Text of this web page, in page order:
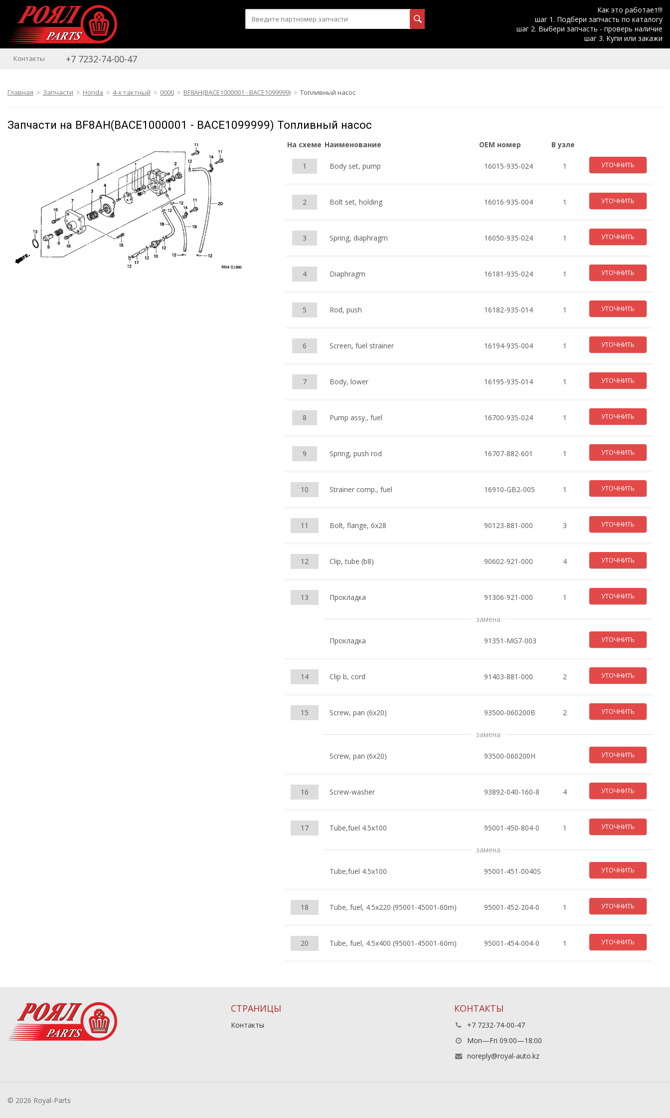
Как это работает!!!
шаг 1. Подбери запчасть по каталогу
шаг 2. Выбери запчасть - проверь наличие
шаг 3. Купи или закажи
Контакты +7 7232-74-00-47
Главная Запчасти Honda 4-х тактный 0000 BF8AH(BACE1000001 - BACE1099999) Топливный насос
Запчасти на BF8AH(BACE1000001 - BACE1099999) Топливный насос
На схеме Наименование OEM номер В узле
1 Body set, pump 16015-935-024 1 УТОЧНИТЬ
2 Bolt set, holding 16016-935-004 1 УТОЧНИТЬ
3 Spring, diaphragm 16050-935-024 1 УТОЧНИТЬ
4 Diaphragm 16181-935-024 1 УТОЧНИТЬ
5 Rod, push 16182-935-014 1 УТОЧНИТЬ
6 Screen, fuel strainer 16194-935-004 1 УТОЧНИТЬ
7 Body, lower 16195-935-014 1 УТОЧНИТЬ
8 Pump assy., fuel 16700-935-024 1 УТОЧНИТЬ
9 Spring, push rod 16707-882-601 1 УТОЧНИТЬ
10 Strainer comp., fuel 16910-GB2-005 1 УТОЧНИТЬ
11 Bolt, flange, 6x28 90123-881-000 3 УТОЧНИТЬ
12 Clip, tube (b8) 90602-921-000 4 УТОЧНИТЬ
13 Прокладка 91306-921-000 1 УТОЧНИТЬ
замена
Прокладка 91351-MG7-003 УТОЧНИТЬ
14 Clip b, cord 91403-881-000 2 УТОЧНИТЬ
15 Screw, pan (6x20) 93500-060200B 2 УТОЧНИТЬ
замена
Screw, pan (6x20) 93500-060200H УТОЧНИТЬ
16 Screw-washer 93892-040-160-8 4 УТОЧНИТЬ
17 Tube,fuel 4.5x100 95001-450-804-0 1 УТОЧНИТЬ
замена
Tube,fuel 4.5x100 95001-451-0040S УТОЧНИТЬ
18 Tube, fuel, 4.5x220 (95001-45001-60m) 95001-452-204-0 1 УТОЧНИТЬ
20 Tube, fuel, 4.5x400 (95001-45001-60m) 95001-454-004-0 1 УТОЧНИТЬ
СТРАНИЦЫ
Контакты
КОНТАКТЫ
+7 7232-74-00-47
Mon—Fri 09:00—18:00
noreply@royal-auto.kz
© 2026 Royal-Parts